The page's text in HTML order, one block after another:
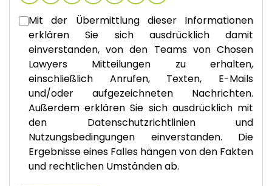
Mit der Übermittlung dieser Informationen
erklären Sie sich ausdrücklich damit
einverstanden, von den Teams von Chosen
Lawyers Mitteilungen zu erhalten,
einschließlich Anrufen, Texten, E-Mails
und/oder aufgezeichneten Nachrichten.
Außerdem erklären Sie sich ausdrücklich mit
den Datenschutzrichtlinien und
Nutzungsbedingungen einverstanden. Die
Ergebnisse eines Falles hängen von den Fakten
und rechtlichen Umständen ab.